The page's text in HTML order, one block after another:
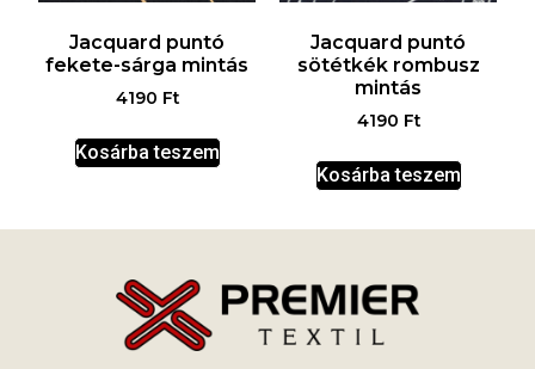
Jacquard puntó
fekete-sárga mintás
4190 Ft
Kosárba teszem
Jacquard puntó
sötétkék rombusz
mintás
4190 Ft
Kosárba teszem